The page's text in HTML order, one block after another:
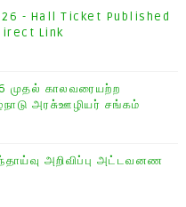
- Hall Ticket Published
Link
6 முதல் காலவரையற்ற
அரசு்ஊழியர் சங்கம்
அறிவிப்பு அட்டவனண